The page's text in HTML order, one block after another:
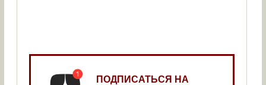
ПОДПИСАТЬСЯ НА